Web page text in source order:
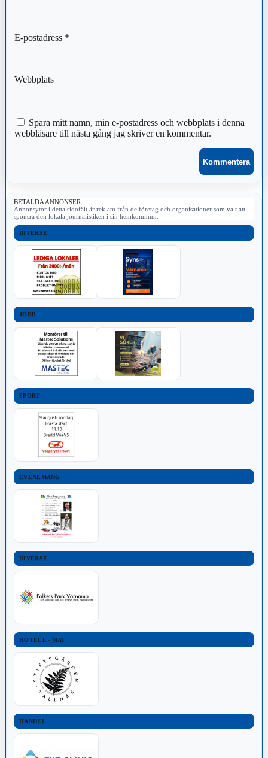
E-postadress *
Webbplats
Spara mitt namn, min e-postadress och webbplats i denna
webbläsare till nästa gång jag skriver en kommentar.
BETALDA ANNONSER
Annonsytor i detta sidofält är reklam från de företag och organisationer som valt att
sponsra den lokala journalistiken i sin hemkommun.
DIVERSE
JOBB
SPORT
EVENEMANG
DIVERSE
HOTELL - MAT
HANDEL